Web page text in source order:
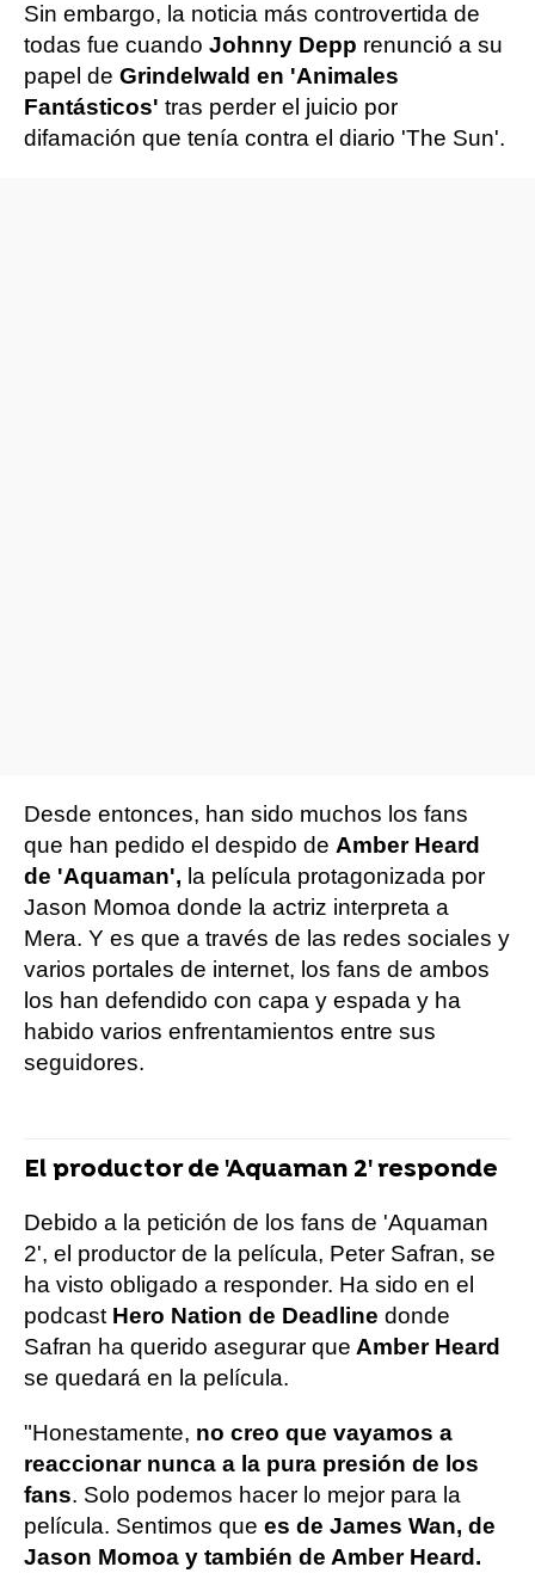
Sin embargo, la noticia más controvertida de
todas fue cuando Johnny Depp renunció a su
papel de Grindelwald en 'Animales
Fantásticos' tras perder el juicio por
difamación que tenía contra el diario 'The Sun'.
Desde entonces, han sido muchos los fans
que han pedido el despido de Amber Heard
de 'Aquaman', la película protagonizada por
Jason Momoa donde la actriz interpreta a
Mera. Y es que a través de las redes sociales y
varios portales de internet, los fans de ambos
los han defendido con capa y espada y ha
habido varios enfrentamientos entre sus
seguidores.
El productor de 'Aquaman 2' responde
Debido a la petición de los fans de 'Aquaman
2', el productor de la película, Peter Safran, se
ha visto obligado a responder. Ha sido en el
podcast Hero Nation de Deadline donde
Safran ha querido asegurar que Amber Heard
se quedará en la película.
"Honestamente, no creo que vayamos a
reaccionar nunca a la pura presión de los
fans. Solo podemos hacer lo mejor para la
película. Sentimos que es de James Wan, de
Jason Momoa y también de Amber Heard.